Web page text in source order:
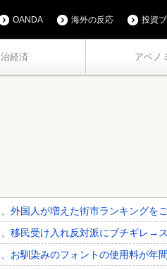
経済 アベノ
OANDA 海外の反応 投資
外国人が増えた街市ランキングを
、移民受け入れ反対派にブチギレ→
、お馴染みのフォントの使用料が年